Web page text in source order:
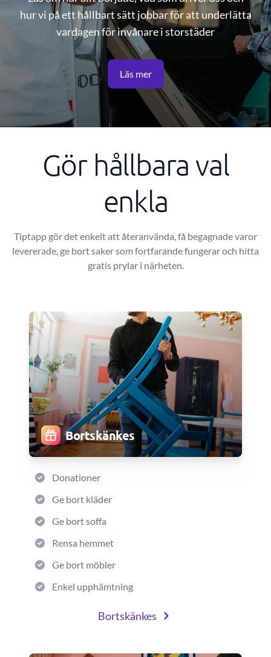
hur vi på ett hållbart sätt jobbar för att underlätta
vardagen för invånare i storstäder
Läs mer
Gör hållbara val
enkla
Tiptapp gör det enkelt att återanvända, få begagnade varor
levererade, ge bort saker som fortfarande fungerar och hitta
gratis prylar i närheten.
Bortskänkes
Donationer
Ge bort kläder
Ge bort soffa
Rensa hemmet
Ge bort möbler
Enkel upphämtning
Bortskänkes